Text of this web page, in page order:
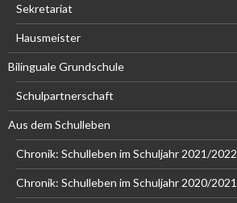
Sekretariat
Hausmeister
Bilinguale Grundschule
Schulpartnerschaft
Aus dem Schulleben
Chronik: Schulleben im Schuljahr 2021/2022
Chronik: Schulleben im Schuljahr 2020/2021